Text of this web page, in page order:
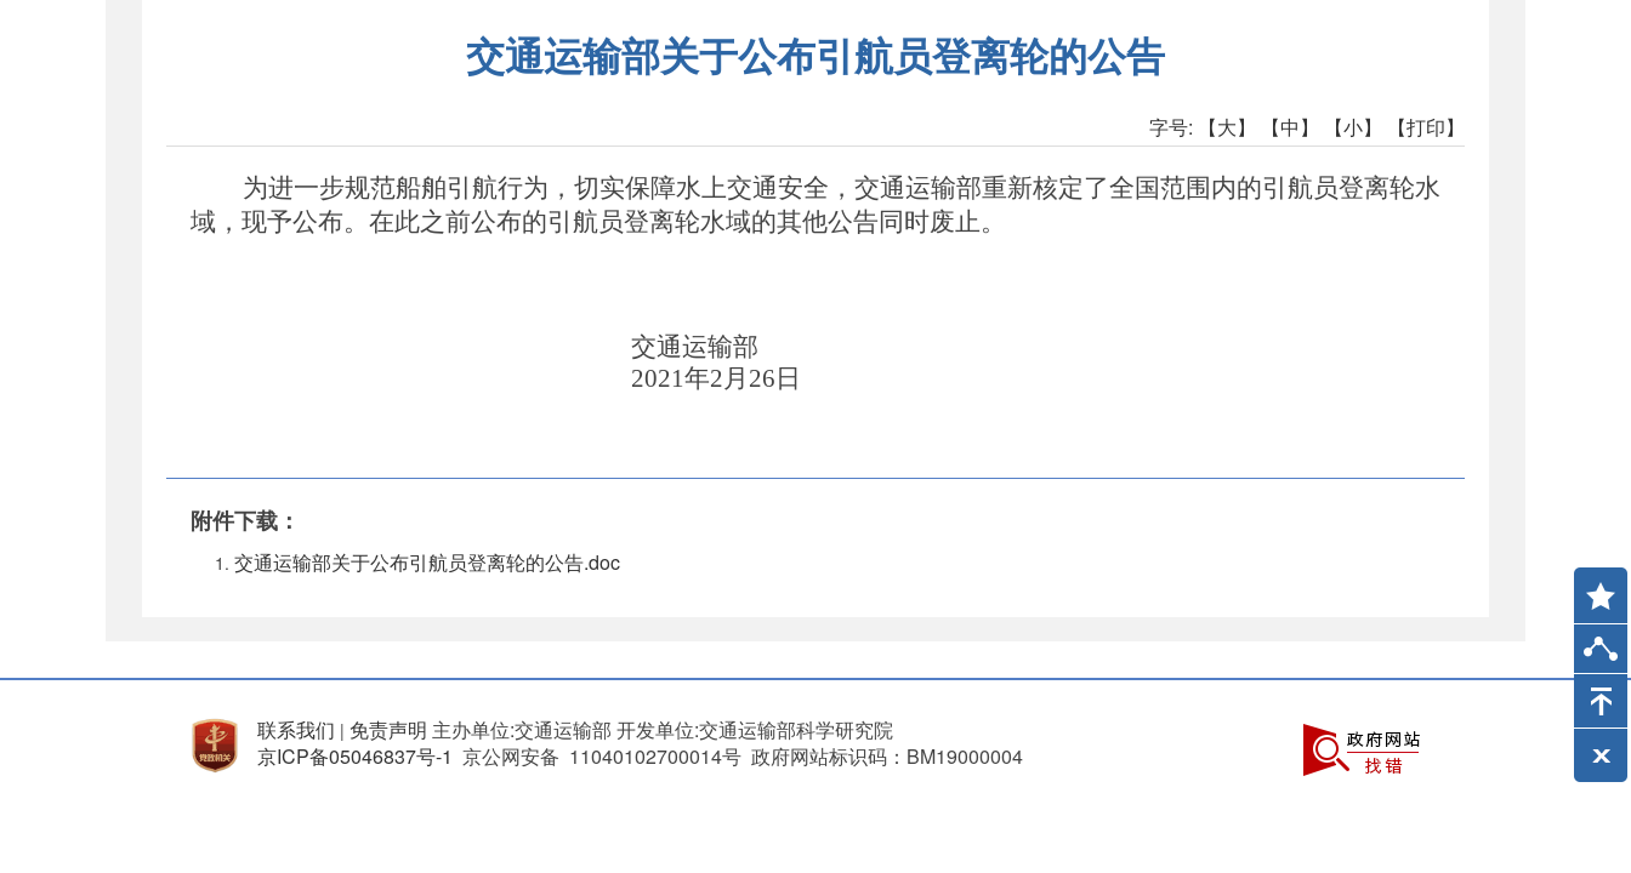
交通运输部关于公布引航员登离轮的公告
字号: 【大】 【中】 【小】 【打印】
为进一步规范船舶引航行为，切实保障水上交通安全，交通运输部重新核定了全国范围内的引航员登离轮水
域，现予公布。在此之前公布的引航员登离轮水域的其他公告同时废止。
交通运输部
2021年2 月 26 日
附件下载：
交通运输部关于公布引航员登离轮的公告.doc
联系我们 | 免责声明 主办单位:交通运输部 开发单位:交通运输部科学研究院
京ICP备05046837号-1 京公网安备 11040102700014号 政府网站标识码：BM19000004